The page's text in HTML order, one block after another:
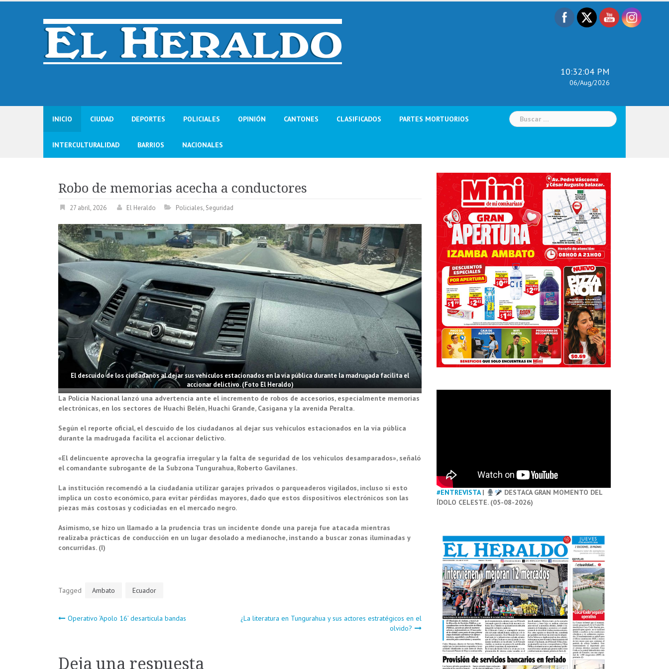
Skip
10:32:05 PM
06/Aug/2026
INICIO CIUDAD DEPORTES POLICIALES OPINIÓN CANTONES CLASIFICADOS PARTES MORTUORIOS
INTERCULTURALIDAD BARRIOS NACIONALES
Buscar:
Robo de memorias acecha a conductores
27 abril, 2026 El Heraldo Policiales, Seguridad
El descuido de los ciudadanos al dejar sus vehículos estacionados en la vía pública durante la madrugada facilita el
accionar delictivo. (Foto El Heraldo)
La Policía Nacional lanzó una advertencia ante el incremento de robos de accesorios, especialmente memorias
electrónicas, en los sectores de Huachi Belén, Huachi Grande, Casigana y la avenida Peralta.
Según el reporte oficial, el descuido de los ciudadanos al dejar sus vehículos estacionados en la vía pública
durante la madrugada facilita el accionar delictivo.
«El delincuente aprovecha la geografía irregular y la falta de seguridad de los vehículos desamparados», señaló
el comandante subrogante de la Subzona Tungurahua, Roberto Gavilanes.
La institución recomendó a la ciudadanía utilizar garajes privados o parqueaderos vigilados, incluso si esto
implica un costo económico, para evitar pérdidas mayores, dado que estos dispositivos electrónicos son las
piezas más costosas y codiciadas en el mercado negro.
Asimismo, se hizo un llamado a la prudencia tras un incidente donde una pareja fue atacada mientras
realizaba prácticas de conducción en un lugar desolado a medianoche, instando a buscar zonas iluminadas y
concurridas. (I)
Tagged Ambato Ecuador
Navegación
Operativo ‘Apolo 16’ desarticula bandas
¿La literatura en Tungurahua y sus actores estratégicos en el
olvido?
Deja una respuesta
#ENTREVISTA|
DESTACA GRAN MOMENTO DEL
ÍDOLO CELESTE. (05-08-2026)